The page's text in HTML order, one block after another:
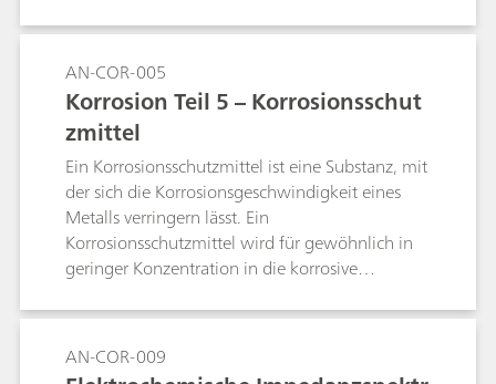
AN-COR-005
Korrosion Teil 5 – Korrosionsschut
zmittel
Ein Korrosionsschutzmittel ist eine Substanz, mit
der sich die Korrosionsgeschwindigkeit eines
Metalls verringern lässt. Ein
Korrosionsschutzmittel wird für gewöhnlich in
geringer Konzentration in die korrosive
zeigt, wie Geräte von Metrohm Autolab für die
Qualitätsprüfung von Korrosionsschutzmitteln
verwendet werden können.
AN-COR-009